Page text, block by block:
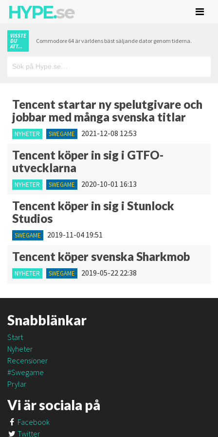
HYPE.se
VISSTE
DU
ATT...
Commodore 64 är världens bäst säljande dator genom tiderna.
Tencent startar ny spelutgivare och
jobbar med många svenska titlar
NYHETER SWEGAME 2021-12-08 12:53
Tencent köper in sig i GTFO-
utvecklarna
NYHETER SWEGAME 2020-10-01 16:13
Tencent köper in sig i Stunlock
Studios
SWEGAME 2019-11-04 19:51
Tencent köper svenska Sharkmob
NYHETER SWEGAME 2019-05-22 22:38
Snabblänkar
Start
Nyheter
Recensioner
#Swegame
Prylar
Vi är sociala på
Facebook
Twitter